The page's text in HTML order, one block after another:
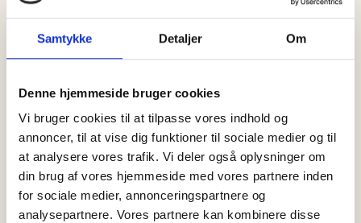
Samtykke Detaljer Om
Denne hjemmeside bruger cookies
Vi bruger cookies til at tilpasse vores indhold og
annoncer, til at vise dig funktioner til sociale medier og til
at analysere vores trafik. Vi deler også oplysninger om
din brug af vores hjemmeside med vores partnere inden
for sociale medier, annonceringspartnere og
analysepartnere. Vores partnere kan kombinere disse
06 august, 2026 Nyheder
Brøndums Hotel skal fortsat
sælges: Jagten på den rette køber
går nu ind i næste runde
Brøndums Hotel er fortsat til salg. Efter mere end et års
undersøgelser, analyser og dialog om en omfattende
modernisering meddelte…